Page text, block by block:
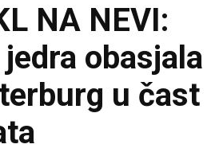
NA NEVI:
obasjala
u čast